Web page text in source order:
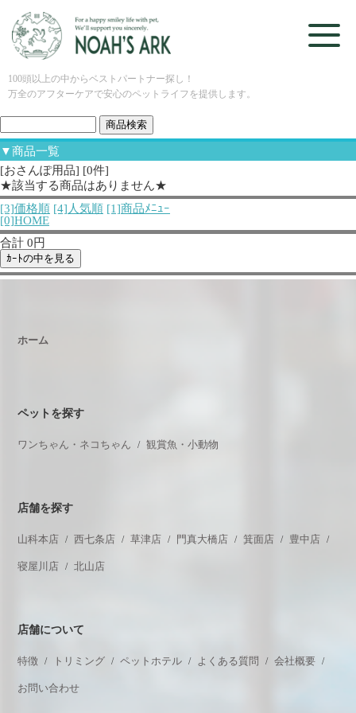
100頭以上の中からベストパートナー探し！
万全のアフターケアで安心のペットライフを提供します。
▼商品一覧
[おさんぽ用品] [0件]
★該当する商品はありません★
[3]価格順 [4]人気順 [1]商品ﾒﾆｭｰ
[0]HOME
合計 0円
ホーム
ペットを探す
ワンちゃん・ネコちゃん 観賞魚・小動物
店舗を探す
山科本店 西七条店 草津店 門真大橋店 箕面店 豊中店
寝屋川店 北山店
店舗について
特徴 トリミング ペットホテル よくある質問 会社概要
お問い合わせ